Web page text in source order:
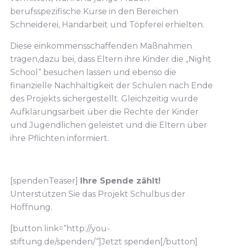
berufsspezifische Kurse in den Bereichen
Schneiderei, Handarbeit und Töpferei erhielten.
Diese einkommensschaffenden Maßnahmen
tragen,dazu bei, dass Eltern ihre Kinder die „Night
School“ besuchen lassen und ebenso die
finanzielle Nachhaltigkeit der Schulen nach Ende
des Projekts sichergestellt. Gleichzeitig wurde
Aufklärungsarbeit über die Rechte der Kinder
und Jugendlichen geleistet und die Eltern über
ihre Pflichten informiert.
[spendenTeaser] Ihre Spende zählt!
Unterstützen Sie das Projekt Schulbus der
Hoffnung.
[button link=“http://you-
stiftung.de/spenden/“]Jetzt spenden[/button]